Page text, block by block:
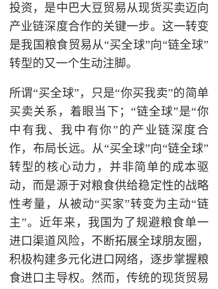
投资，是中巴大豆贸易从现货买卖迈向
产业链深度合作的关键一步。这一转变
是我国粮食贸易从“买全球”向“链全球”
转型的又一个生动注脚。
所谓“买全球”，只是“你买我卖”的简单
买卖关系，着眼当下；“链全球”是“你
中有我、我中有你”的产业链深度合
作，布局长远。从“买全球”向“链全球”
转型的核心动力，并非简单的成本驱
动，而是源于对粮食供给稳定性的战略
性考量，从被动“买家”转变为主动“链
主”。近年来，我国为了规避粮食单一
进口渠道风险，不断拓展全球朋友圈，
积极构建多元化进口网络，逐步掌握粮
食进口主导权。然而，传统的现货贸易